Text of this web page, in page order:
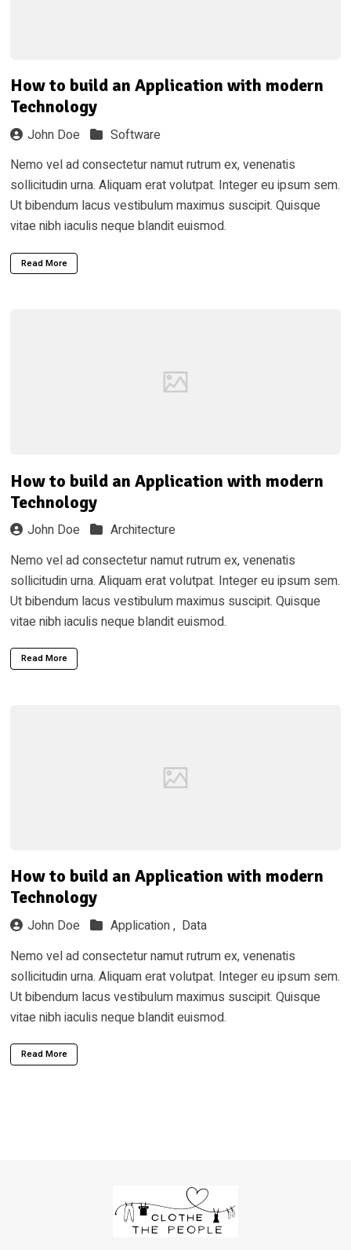
How to build an Application with modern
Technology
John Doe
Software
Nemo vel ad consectetur namut rutrum ex, venenatis
sollicitudin urna. Aliquam erat volutpat. Integer eu ipsum sem.
Ut bibendum lacus vestibulum maximus suscipit. Quisque
vitae nibh iaculis neque blandit euismod.
Read More
How to build an Application with modern
Technology
John Doe
Architecture
Nemo vel ad consectetur namut rutrum ex, venenatis
sollicitudin urna. Aliquam erat volutpat. Integer eu ipsum sem.
Ut bibendum lacus vestibulum maximus suscipit. Quisque
vitae nibh iaculis neque blandit euismod.
Read More
How to build an Application with modern
Technology
John Doe Application , Data
Nemo vel ad consectetur namut rutrum ex, venenatis
sollicitudin urna. Aliquam erat volutpat. Integer eu ipsum sem.
Ut bibendum lacus vestibulum maximus suscipit. Quisque
vitae nibh iaculis neque blandit euismod.
Read More